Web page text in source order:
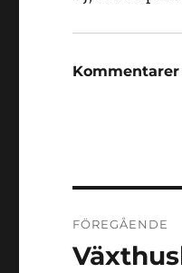
FÖREGÅENDE
Föregående